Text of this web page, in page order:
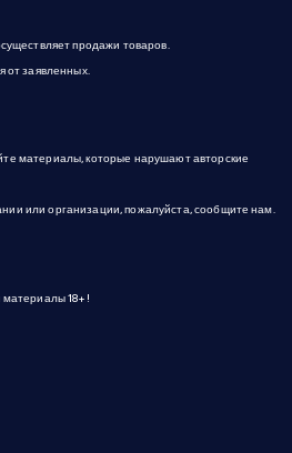
продажи товаров.
от заявленных.
материалы, которые нарушают авторские
или организации, пожалуйста, сообщите нам.
материалы 18+!